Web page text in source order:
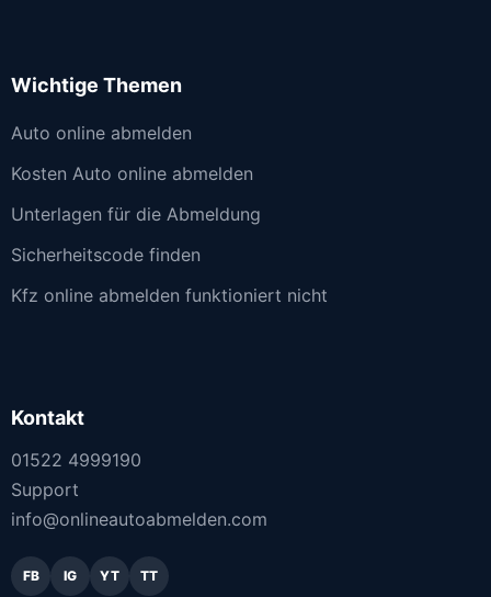
Wichtige Themen
Auto online abmelden
Kosten Auto online abmelden
Unterlagen für die Abmeldung
Sicherheitscode finden
Kfz online abmelden funktioniert nicht
Kontakt
01522 4999190
Support
info@onlineautoabmelden.com
FB IG YT TT